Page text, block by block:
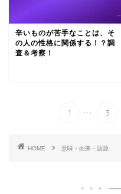
辛いものが苦手なことは、そ
の人の性格に関係する！？調
査＆考察！
1 ... 3
HOME 意味・由来・語源